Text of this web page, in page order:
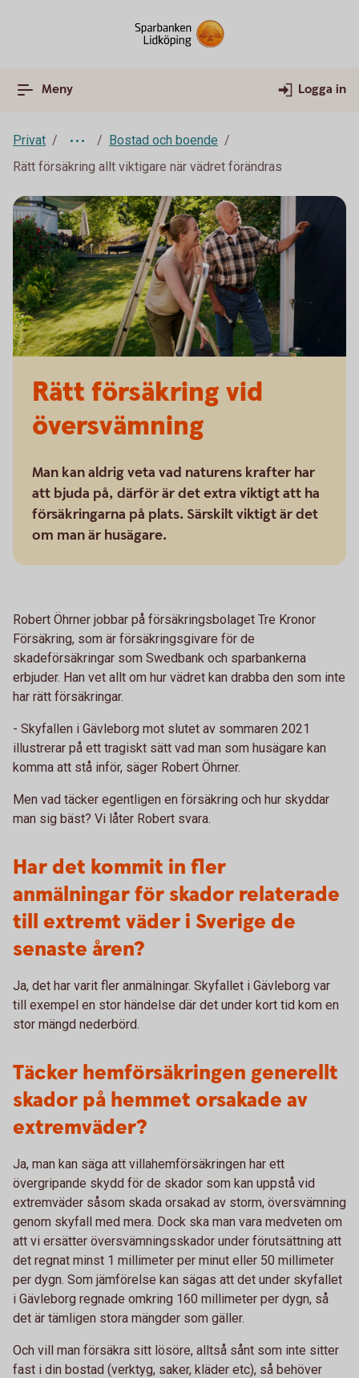
Meny Logga in
Privat
Bostad och boende
Rätt försäkring allt viktigare när vädret förändras
Rätt försäkring vid
översvämning
Man kan aldrig veta vad naturens krafter har
att bjuda på, därför är det extra viktigt att ha
försäkringarna på plats. Särskilt viktigt är det
om man är husägare.
Robert Öhrner jobbar på försäkringsbolaget Tre Kronor
Försäkring, som är försäkringsgivare för de
skadeförsäkringar som Swedbank och sparbankerna
erbjuder. Han vet allt om hur vädret kan drabba den som inte
har rätt försäkringar.
- Skyfallen i Gävleborg mot slutet av sommaren 2021
illustrerar på ett tragiskt sätt vad man som husägare kan
komma att stå inför, säger Robert Öhrner.
Men vad täcker egentligen en försäkring och hur skyddar
man sig bäst? Vi låter Robert svara.
Har det kommit in fler
anmälningar för skador relaterade
till extremt väder i Sverige de
senaste åren?
Ja, det har varit fler anmälningar. Skyfallet i Gävleborg var
till exempel en stor händelse där det under kort tid kom en
stor mängd nederbörd.
Täcker hemförsäkringen generellt
skador på hemmet orsakade av
extremväder?
Ja, man kan säga att villahemförsäkringen har ett
övergripande skydd för de skador som kan uppstå vid
extremväder såsom skada orsakad av storm, översvämning
genom skyfall med mera. Dock ska man vara medveten om
att vi ersätter översvämningsskador under förutsättning att
det regnat minst 1 millimeter per minut eller 50 millimeter
per dygn. Som jämförelse kan sägas att det under skyfallet
i Gävleborg regnade omkring 160 millimeter per dygn, så
det är tämligen stora mängder som gäller.
Och vill man försäkra sitt lösöre, alltså sånt som inte sitter
fast i din bostad (verktyg, saker, kläder etc), så behöver